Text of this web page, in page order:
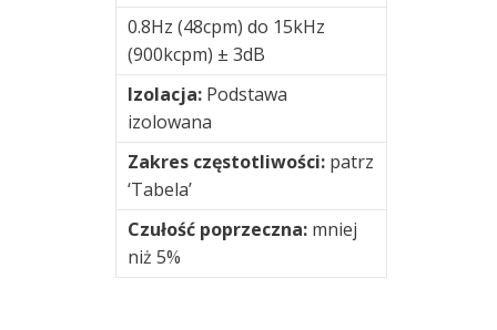
Monitorowanie
Monitorowanie
Oprogramowanie
0.8Hz (48cpm) do 15kHz
(900kcpm) ± 3dB
Izolacja: Podstawa
izolowana
Zakres częstotliwości: patrz
‘Tabela’
Czułość poprzeczna: mniej
niż 5%